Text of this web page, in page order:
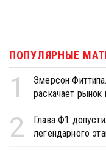
ПОПУЛЯРНЫЕ
1
Эмерсон
раскачает рынок
2
Глава Ф1
легендарного